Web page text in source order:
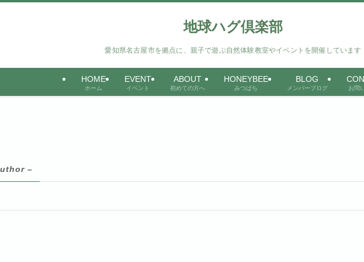
地球ハグ倶楽部
愛知県名古屋市を拠点に、親子で遊ぶ自然体験教室やイベントを開催しています
HOME
ホーム
EVENT
イベント
ABOUT
初めての方へ
HONEYBEE
みつばち
BLOG
メンバーブログ お問
–